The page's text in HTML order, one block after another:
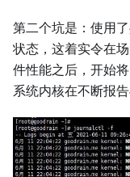
第二个坑是：使用
状态，这着实令在
件性能之后，开始
系统内核在不断报